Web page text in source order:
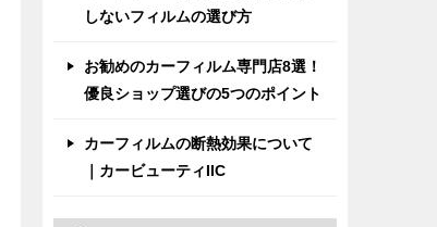
しないフィルムの選び方
お勧めのカーフィルム専門店8選！
優良ショップ選びの5つのポイント
カーフィルムの断熱効果について
｜カービューティIIC